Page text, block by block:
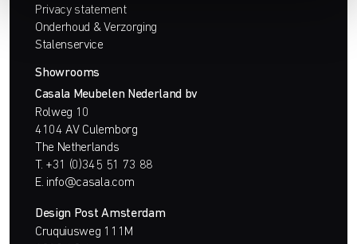
Privacy statement
Onderhoud & Verzorging
Stalenservice
Showrooms
Casala Meubelen Nederland bv
Rolweg 10
4104 AV Culemborg
The Netherlands
T. +31 (0)345 51 73 88
E. info@casala.com
Design Post Amsterdam
Cruquiusweg 111M